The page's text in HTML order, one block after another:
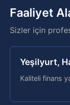
Faaliyet
Sizler için
Yeşilyurt,
Kaliteli finans